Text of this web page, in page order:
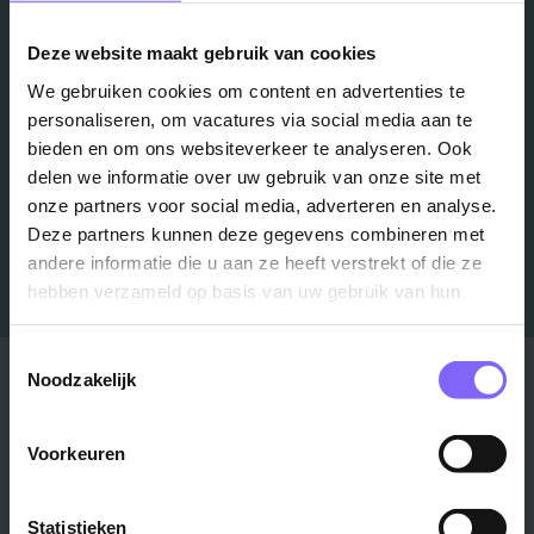
Deze website maakt gebruik van cookies
We gebruiken cookies om content en advertenties te
personaliseren, om vacatures via social media aan te
bieden en om ons websiteverkeer te analyseren. Ook
delen we informatie over uw gebruik van onze site met
onze partners voor social media, adverteren en analyse.
Deze partners kunnen deze gegevens combineren met
andere informatie die u aan ze heeft verstrekt of die ze
hebben verzameld op basis van uw gebruik van hun
Noodzakelijk
Voorkeuren
Statistieken
Schrijf je in en we houden je op de hoogte
Job Alert instellen
Stad
Venlo ›
Roermond ›